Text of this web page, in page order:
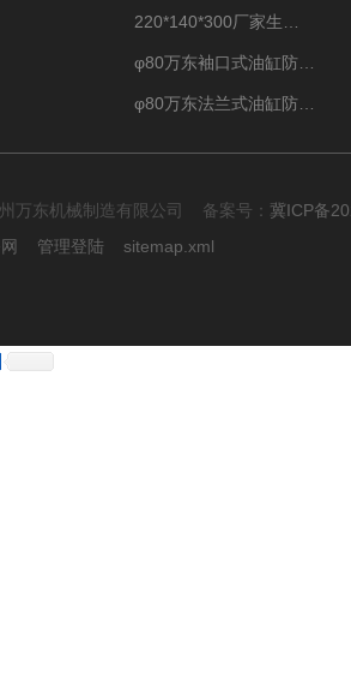
万东机械制造有限公司 备案号： 冀ICP备
管理登陆 sitemap.xml